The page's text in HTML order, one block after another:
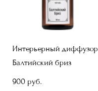
Интерьерный диффузор
Балтийский бриз
900 pуб.